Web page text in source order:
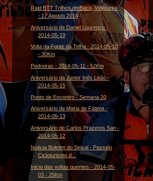
Raid BTT Trilhos de Baco, Vidigueira
- 17 Agosto 2014
Aniversário de Daniel Lourenço -
2014-05-19
Volta da Fonte da Telha - 2014-05-10
- 30Km
Pedreiras - 2014-05-11 - 52Km
Aniversário da Junior Inês Leão -
2014-05-15
Ponto de Encontro - Semana 20
Aniversário de Maria de Fátima -
2014-05-13
Aniversário de Carlos Prazeres San -
2014-05-12
Noticia Boletim do Seixal - Passeio
Cicloturismo d...
Inicio das voltas quentes - 2014-05-
03 - 25Km